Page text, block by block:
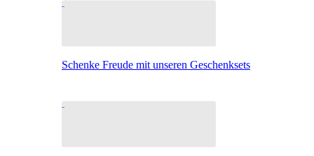
Schenke Freude mit unseren Geschenksets